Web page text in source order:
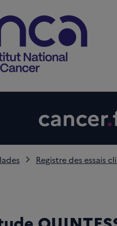
Registre des essais